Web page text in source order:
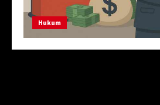
Hukum